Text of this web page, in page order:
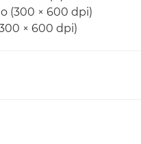
(300 × 600 dpi)
× 600 dpi)